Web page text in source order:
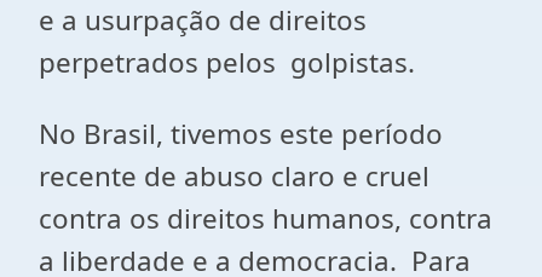
e a usurpação de direitos
perpetrados pelos golpistas.
No Brasil, tivemos este período
recente de abuso claro e cruel
contra os direitos humanos, contra
a liberdade e a democracia. Para